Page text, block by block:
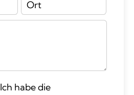
Ich habe die